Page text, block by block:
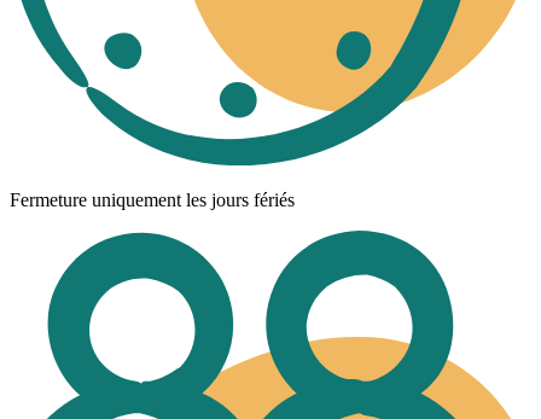
Fermeture uniquement les jours fériés